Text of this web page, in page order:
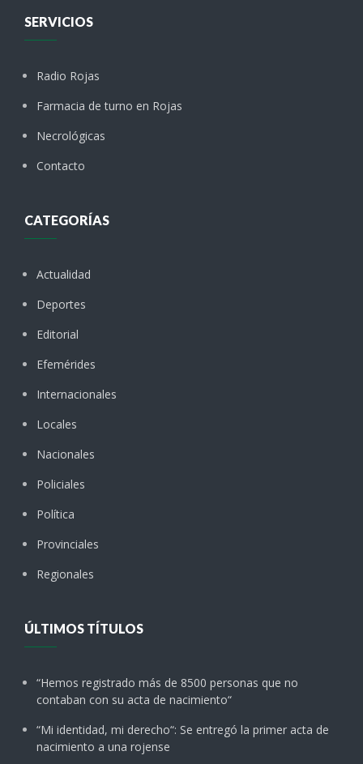
SERVICIOS
Radio Rojas
Farmacia de turno en Rojas
Necrológicas
Contacto
CATEGORÍAS
Actualidad
Deportes
Editorial
Efemérides
Internacionales
Locales
Nacionales
Policiales
Política
Provinciales
Regionales
ÚLTIMOS TÍTULOS
“Hemos registrado más de 8500 personas que no
contaban con su acta de nacimiento“
“Mi identidad, mi derecho“: Se entregó la primer acta de
nacimiento a una rojense